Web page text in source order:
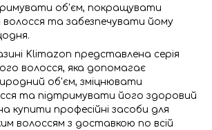
об'єм, покращувати
волосся та забезпечувати йому
Klimazon представлена серія
волосся, яка допомагає
об'єм, зміцнювати
та підтримувати його здоровий
купити професійні засоби для
волоссям з доставкою по всій